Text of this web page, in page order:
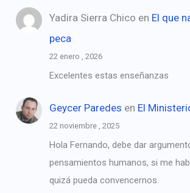
Yadira Sierra Chico en El que
peca
22 enero , 2026
Excelentes estas enseñanzas
Geycer Paredes en El
22 noviembre , 2025
Hola Fernando, debe dar
pensamientos humanos, si me
quizá pueda convencernos.